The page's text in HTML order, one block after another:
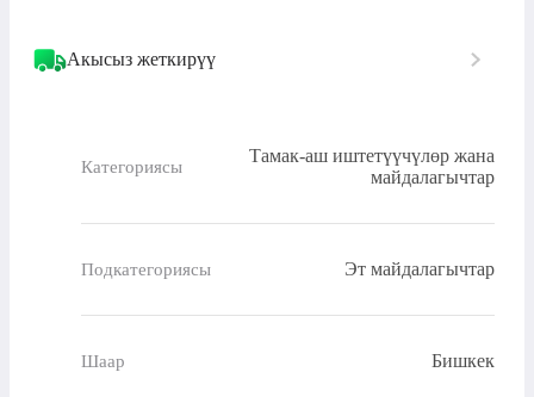
Акысыз жеткирүү
Категориясы
Тамак-аш иштетүүчүлөр жана
майдалагычтар
Подкатегориясы Эт майдалагычтар
Шаар Бишкек